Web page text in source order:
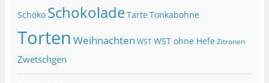
Schoko SchokoladeTarteTonkabohne
Torten Weihnachten WST WST ohne Hefe Zitronen
Zwetschgen